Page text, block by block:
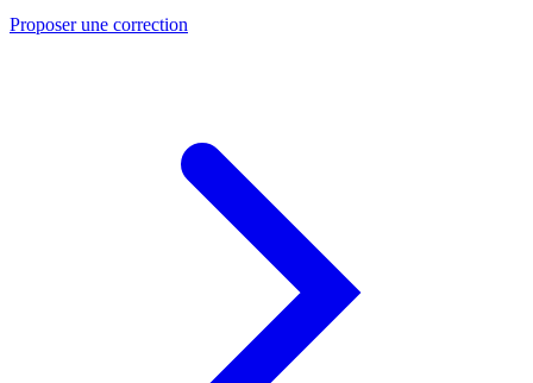
Proposer une correction